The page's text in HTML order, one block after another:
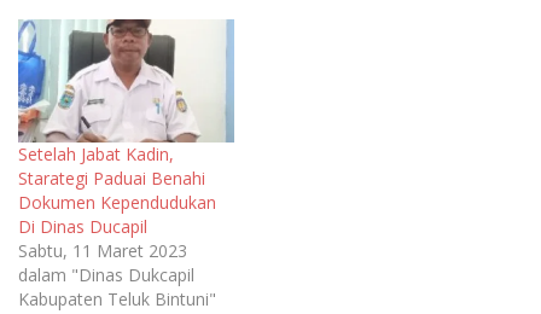
Setelah Jabat Kadin,
Starategi Paduai Benahi
Dokumen Kependudukan
Di Dinas Ducapil
Sabtu, 11 Maret 2023
dalam "Dinas Dukcapil
Kabupaten Teluk Bintuni"